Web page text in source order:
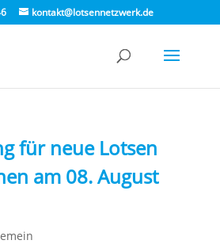
kontakt@lotsennetzwerk.de
für neue Lotsen
am 08. August